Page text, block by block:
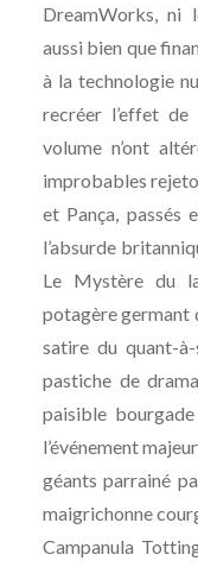
DreamWorks, ni
aussi bien que
à la technologie
recréer l’effet de
volume n’ont
improbables
et Pança, passés
l’absurde
Le Mystère du
potagère germant
satire du quant-
pastiche de
paisible
l’événement
géants parrainé
maigrichonne
Campanula